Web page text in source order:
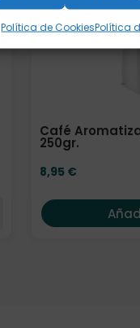
Política de CookiesPolítica
Café
250gr.
8,95 €